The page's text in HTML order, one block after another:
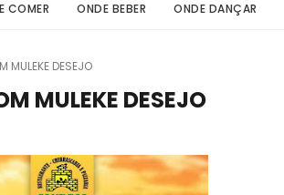
COMER ONDE BEBER ONDE DANÇAR
MULEKE DESEJO
MULEKE DESEJO